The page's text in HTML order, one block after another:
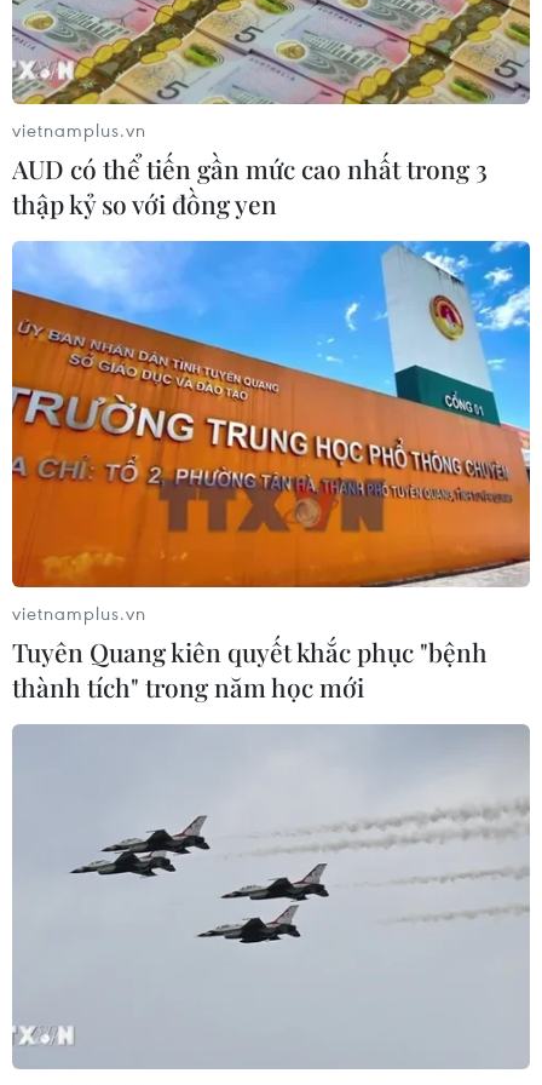
đạt 1% GDP vào năm 2030
06/08/2026 10:23
NAPAS, BIDV và Weixin Pay mở rộng
thanh toán QR Việt Nam-Trung
Quốc
Làn sóng tấn công mạng nhằm vào
các quỹ đầu cơ lớn của Mỹ
06/08/2026 06:47
Đồng USD trước bước ngoặt do đồng
yen mạnh lên và số liệu việc làm Mỹ
06/08/2026 05:14
Lãi suất ngân hàng ngày 6/8: Kỳ hạn
3 tháng đang được mức lãi suất tối đa
Mỹ phát tín hiệu ủng hộ ổn định
đồng won của Hàn Quốc
quan sau phán quyết của Tòa án Tối
cao
vietnamplus.vn
AUD có thể tiến gần mức cao nhất trong 3
thập kỷ so với đồng yen
vietnamplus.vn
Tuyên Quang kiên quyết khắc phục "bệnh
thành tích" trong năm học mới